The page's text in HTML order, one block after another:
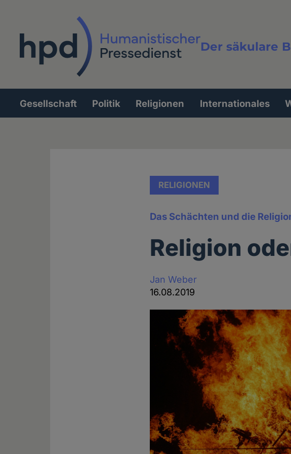
Der säkulare
Volltextsuche
Hauptnavigation
Gesellschaft Politik Religionen Internationales
RELIGIONEN
Das Schächten und die
Religion
Jan Weber
16.08.2019